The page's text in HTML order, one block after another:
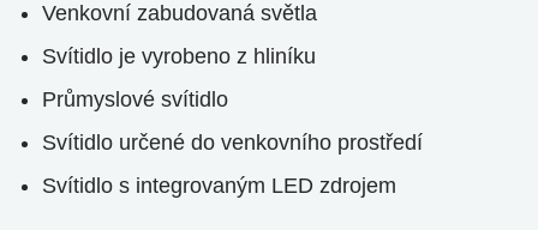
Venkovní zabudovaná světla
Svítidlo je vyrobeno z hliníku
Průmyslové svítidlo
Svítidlo určené do venkovního prostředí
Svítidlo s integrovaným LED zdrojem